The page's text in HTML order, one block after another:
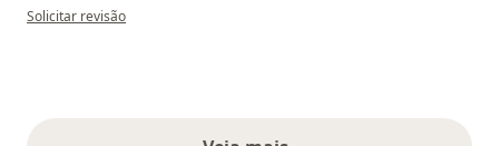
na opinião do utilizador Gabriel
Solicitar revisão